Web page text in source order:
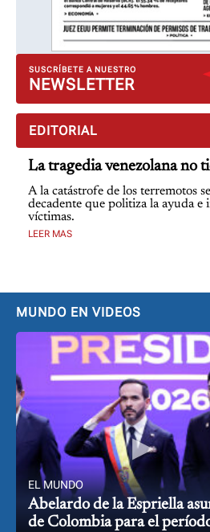
SUSCRÍBETE A NUESTRO
NEWSLETTER
EDITORIAL
La tragedia venezolana no
A la catástrofe de los terremotos
decadente que politiza la ayuda e
víctimas.
LEER MAS
MUNDO EN VIDEOS
EL MUNDO
Abelardo de la Espriella
de Colombia para el